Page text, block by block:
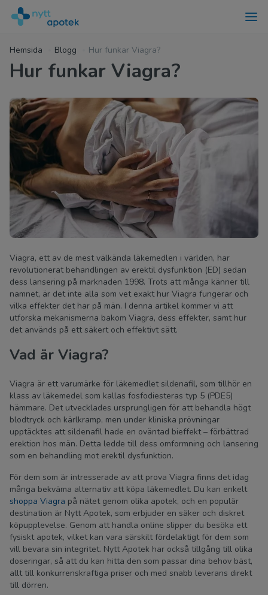
Hemsida Blogg Hur funkar Viagra?
Hur funkar Viagra?
Viagra, ett av de mest välkända läkemedlen i världen, har
revolutionerat behandlingen av erektil dysfunktion (ED) sedan
dess lansering på marknaden 1998. Trots att många känner till
namnet, är det inte alla som vet exakt hur Viagra fungerar och
vilka effekter det har på män. I denna artikel kommer vi att
utforska mekanismerna bakom Viagra, dess effekter, samt hur
det används på ett säkert och effektivt sätt.
Vad är Viagra?
Viagra är ett varumärke för läkemedlet sildenafil, som tillhör en
klass av läkemedel som kallas fosfodiesteras typ 5 (PDE5)
hämmare. Det utvecklades ursprungligen för att behandla högt
blodtryck och kärlkramp, men under kliniska prövningar
upptäcktes att sildenafil hade en oväntad bieffekt – förbättrad
erektion hos män. Detta ledde till dess omformning och lansering
som en behandling mot erektil dysfunktion.
För dem som är intresserade av att prova Viagra finns det idag
många bekväma alternativ att köpa läkemedlet. Du kan enkelt
shoppa Viagra på nätet genom olika apotek, och en populär
destination är Nytt Apotek, som erbjuder en säker och diskret
köpupplevelse. Genom att handla online slipper du besöka ett
fysiskt apotek, vilket kan vara särskilt fördelaktigt för dem som
vill bevara sin integritet. Nytt Apotek har också tillgång till olika
doseringar, så att du kan hitta den som passar dina behov bäst,
allt till konkurrenskraftiga priser och med snabb leverans direkt
till dörren.